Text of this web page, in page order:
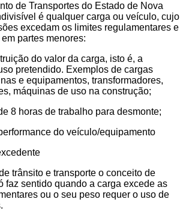
de Transportes do Estado de Nova
é qualquer carga ou veículo, cujo
excedam os limites regulamentares e
partes menores:
do valor da carga, isto é, a
pretendido. Exemplos de cargas
e equipamentos, transformadores,
máquinas de uso na construção;
8 horas de trabalho para desmonte;
do veículo/equipamento
trânsito e transporte o conceito de
faz sentido quando a carga excede as
ou o seu peso requer o uso de